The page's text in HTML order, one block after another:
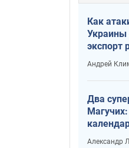
Как
Украины
экспорт
Андрей
Два
Магучих:
Александр